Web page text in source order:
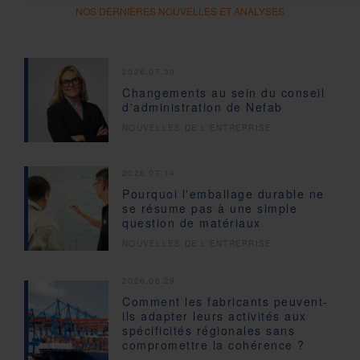
NOS DERNIÈRES NOUVELLES ET ANALYSES
Changements au sein du conseil
d'administration de Nefab
Pourquoi l'emballage durable ne
se résume pas à une simple
question de matériaux
Comment les fabricants peuvent-
ils adapter leurs activités aux
spécificités régionales sans
compromettre la cohérence ?